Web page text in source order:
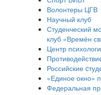
Волонтеры ЦГВ
Научный клуб
Студенческий
клуб «Времён
Центр
Российские
«Единое окно»
Федеральная